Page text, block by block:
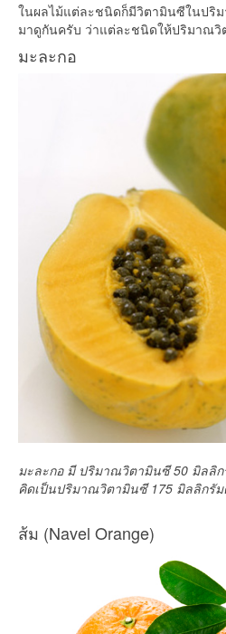
ในผลไม้แต่ละชนิดก็มีวิตามินซีในปริ
มาดูกันครับ ว่าแต่ละชนิดให้ปริมาณวิ
มะละกอ
มะละกอ มี ปริมาณวิตามินซี 50 มิลลิ
คิดเป็นปริมาณวิตามินซี 175 มิลลิกรัม
ส้ม (Navel Orange)